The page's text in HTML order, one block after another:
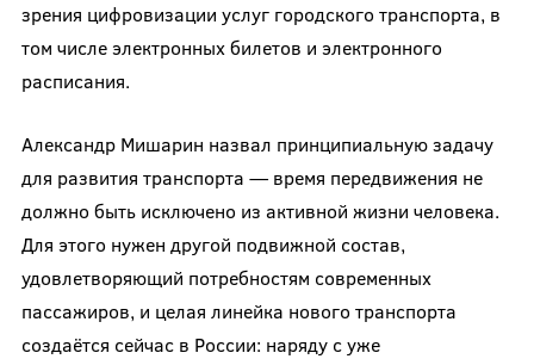
зрения цифровизации услуг городского транспорта, в
том числе электронных билетов и электронного
расписания.
Александр Мишарин назвал принципиальную задачу
для развития транспорта — время передвижения не
должно быть исключено из активной жизни человека.
Для этого нужен другой подвижной состав,
удовлетворяющий потребностям современных
пассажиров, и целая линейка нового транспорта
создаётся сейчас в России: наряду с уже